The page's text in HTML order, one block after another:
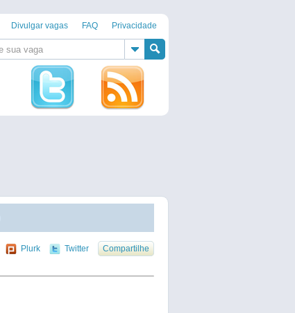
Divulgar vagas FAQ Privacidade
Plurk Twitter Compartilhe